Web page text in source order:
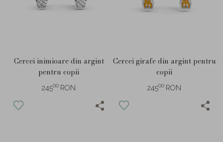
Cercei inimioare din argint
pentru copii
24500 RON
Cercei girafe din argint pentru
copii
24500 RON